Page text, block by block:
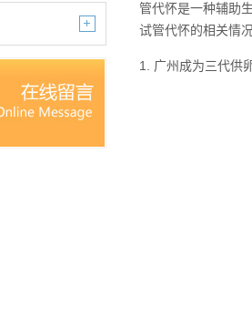
管代怀是一种辅助
试管代怀的相关情况
1. 广州成为三代供